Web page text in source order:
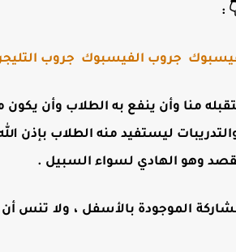
:
جروب الفيسبوك جروب
منا وأن ينفع به الطلاب وأن
ليستفيد منه الطلاب بإذن
وهو الهادي لسواء السبيل .
الموجودة بالأسفل ، ولا تنس أن